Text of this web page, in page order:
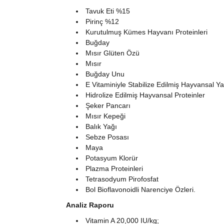
Tavuk Eti %15
Pirinç %12
Kurutulmuş Kümes Hayvanı Proteinleri
Buğday
Mısır Glüten Özü
Mısır
Buğday Unu
E Vitaminiyle Stabilize Edilmiş Hayvansal
Hidrolize Edilmiş Hayvansal Proteinler
Şeker Pancarı
Mısır Kepeği
Balık Yağı
Sebze Posası
Maya
Potasyum Klorür
Plazma Proteinleri
Tetrasodyum Pirofosfat
Bol Bioflavonoidli Narenciye Özleri.
Analiz Raporu
Vitamin A 20,000 IU/kg;